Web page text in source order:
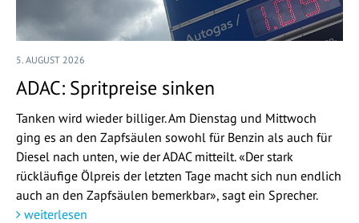
5. AUGUST 2026
ADAC: Spritpreise sinken
Tanken wird wieder billiger. Am Dienstag und Mittwoch
ging es an den Zapfsäulen sowohl für Benzin als auch für
Diesel nach unten, wie der ADAC mitteilt. «Der stark
rückläufige Ölpreis der letzten Tage macht sich nun endlich
auch an den Zapfsäulen bemerkbar», sagt ein Sprecher.
weiterlesen